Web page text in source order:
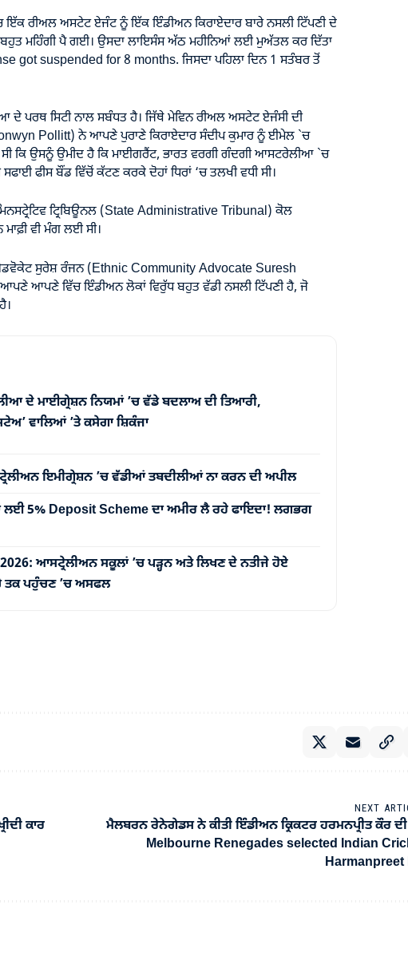
ਰੀਅਲ ਅਸਟੇਟ ਏਜੰਟ ਨੂੰ ਇੱਕ ਇੰਡੀਅਨ ਕਿਰਾਏਦਾਰ ਬਾਰੇ ਨਸਲੀ ਟਿੱਪਣੀ ਦੇ
ਬਹੁਤ ਮਹਿੰਗੀ ਪੈ ਗਈ। ਉਸਦਾ ਲਾਇਸੰਸ ਅੱਠ ਮਹੀਨਿਆਂ ਲਈ ਮੁਅੱਤਲ ਕਰ ਦਿੱਤਾ
got suspended for 8 months. ਜਿਸਦਾ ਪਹਿਲਾ ਦਿਨ 1 ਸਤੰਬਰ ਤੋਂ
ਪਰਥ ਸਿਟੀ ਨਾਲ ਸਬੰਧਤ ਹੈ। ਜਿੱਥੇ ਮੇਵਿਨ ਰੀਅਲ ਅਸਟੇਟ ਏਜੰਸੀ ਦੀ
Pollitt) ਨੇ ਆਪਣੇ ਪੁਰਾਣੇ ਕਿਰਾਏਦਾਰ ਸੰਦੀਪ ਕੁਮਾਰ ਨੂੰ ਈਮੇਲ `ਚ
ਕਿ ਉਸਨੂੰ ਉਮੀਦ ਹੈ ਕਿ ਮਾਈਗਰੈਂਟ, ਭਾਰਤ ਵਰਗੀ ਗੰਦਗੀ ਆਸਟਰੇਲੀਆ `ਚ
ਫੀਸ ਬੌਂਡ ਵਿੱਚੋਂ ਕੱਟਣ ਕਰਕੇ ਦੋਹਾਂ ਧਿਰਾਂ ‘ਚ ਤਲਖੀ ਵਧੀ ਸੀ।
ਟ੍ਰਿਬਿਊਨਲ (State Administrative Tribunal) ਕੋਲ
ਵੀ ਮੰਗ ਲਈ ਸੀ।
ਸੁਰੇਸ਼ ਰੰਜਨ (Ethnic Community Advocate Suresh
ਆਪਣੇ ਵਿੱਚ ਇੰਡੀਅਨ ਲੋਕਾਂ ਵਿਰੁੱਧ ਬਹੁਤ ਵੱਡੀ ਨਸਲੀ ਟਿੱਪਣੀ ਹੈ, ਜੋ
ਦੇ ਮਾਈਗ੍ਰੇਸ਼ਨ ਨਿਯਮਾਂ ’ਚ ਵੱਡੇ ਬਦਲਾਅ ਦੀ ਤਿਆਰੀ,
ਵਾਲਿਆਂ ’ਤੇ ਕਸੇਗਾ ਸ਼ਿਕੰਜਾ
ਇਮੀਗ੍ਰੇਸ਼ਨ ’ਚ ਵੱਡੀਆਂ ਤਬਦੀਲੀਆਂ ਨਾ ਕਰਨ ਦੀ ਅਪੀਲ
ਲਈ 5% Deposit Scheme ਦਾ ਅਮੀਰ ਲੈ ਰਹੇ ਫਾਇਦਾ! ਲਗਭਗ
ਆਸਟ੍ਰੇਲੀਅਨ ਸਕੂਲਾਂ ’ਚ ਪੜ੍ਹਨ ਅਤੇ ਲਿਖਣ ਦੇ ਨਤੀਜੇ ਹੋਏ
ਤਕ ਪਹੁੰਚਣ ’ਚ ਅਸਫਲ
ਕਾਰ
NEXT
ਮੈਲਬਰਨ ਰੇਨੇਗੇਡਸ ਨੇ ਕੀਤੀ ਇੰਡੀਅਨ ਕ੍ਰਿਕਟਰ ਹਰਮਨਪ੍ਰੀਤ ਕੌਰ
Melbourne Renegades selected Indian
Harmanpreet